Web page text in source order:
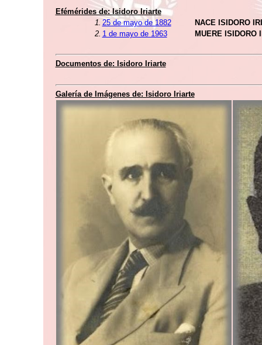
Efémérides de: Isidoro Iriarte
1. 25 de mayo de 1882
NACE ISIDORO
2. 1 de mayo de 1963 MUERE ISIDORO
Documentos de: Isidoro Iriarte
Galería de Imágenes de: Isidoro Iriarte